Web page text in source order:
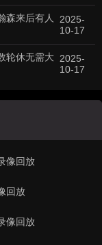
森来后有人
2025-
10-17
轮休无需大
2025-
10-17
像回放
回放
像回放